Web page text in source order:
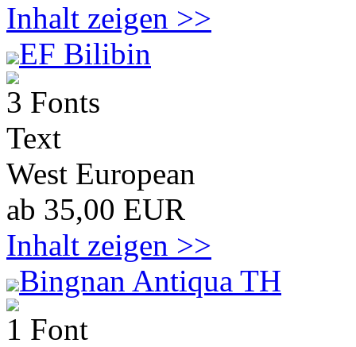
Inhalt zeigen >>
EF Bilibin
3 Fonts
Text
West European
ab 35,00 EUR
Inhalt zeigen >>
Bingnan Antiqua TH
1 Font